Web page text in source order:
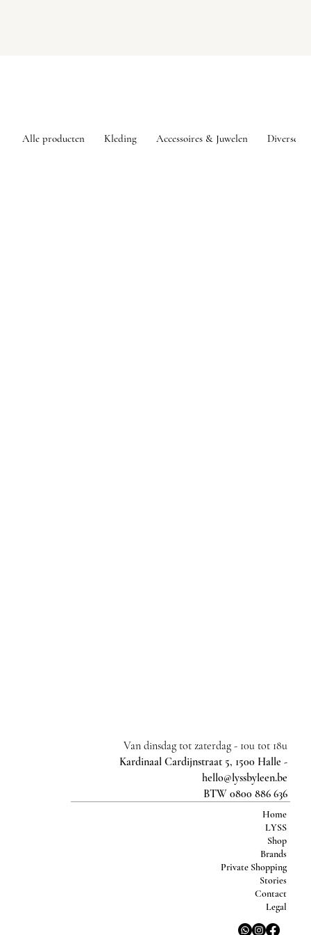
Alle producten Kleding Accessoires & Juwelen Diversen
Home
LYSS
Shop
Brands
Private Shopping
Stories
Contact
Legal
Van dinsdag tot zaterdag - 10u tot 18u
Kardinaal Cardijnstraat 5, 1500 Halle -
hello@lyssbyleen.be
BTW 0800 886 636